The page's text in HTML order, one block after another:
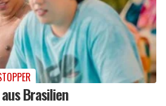
Brasilien